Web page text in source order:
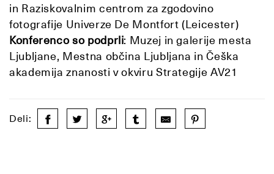
in Raziskovalnim centrom za zgodovino
fotografije Univerze De Montfort (Leicester)
Konferenco so podprli: Muzej in galerije mesta
Ljubljane, Mestna občina Ljubljana in Češka
akademija znanosti v okviru Strategije AV21
Deli: